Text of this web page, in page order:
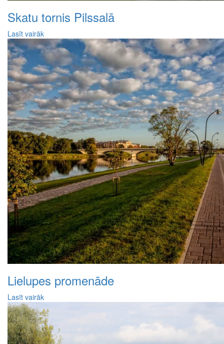
Skatu tornis Pilssalā
Lasīt vairāk
Lielupes promenāde
Lasīt vairāk